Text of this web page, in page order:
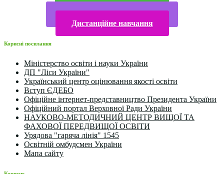
Дистанційне навчання
Корисні посилання
Міністерство освіти і науки України
ДП "Ліси України"
Український центр оцінювання якості освіти
Вступ ЄДЕБО
Офіційне інтернет-представництво Президента України
Офіційний портал Верховної Ради України
НАУКОВО-МЕТОДИЧНИЙ ЦЕНТР ВИЩОЇ ТА
ФАХОВОЇ ПЕРЕДВИЩОЇ ОСВІТИ
Урядова "гаряча лінія" 1545
Освітній омбудсмен України
Мапа сайту